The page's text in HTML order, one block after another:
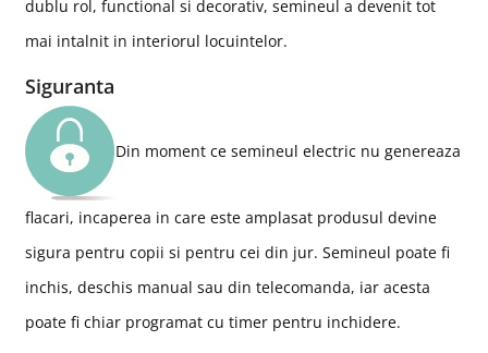
dublu rol, functional si decorativ, semineul a devenit tot
mai intalnit in interiorul locuintelor.
Siguranta
Din moment ce semineul electric nu genereaza
flacari, incaperea in care este amplasat produsul devine
sigura pentru copii si pentru cei din jur. Semineul poate fi
inchis, deschis manual sau din telecomanda, iar acesta
poate fi chiar programat cu timer pentru inchidere.